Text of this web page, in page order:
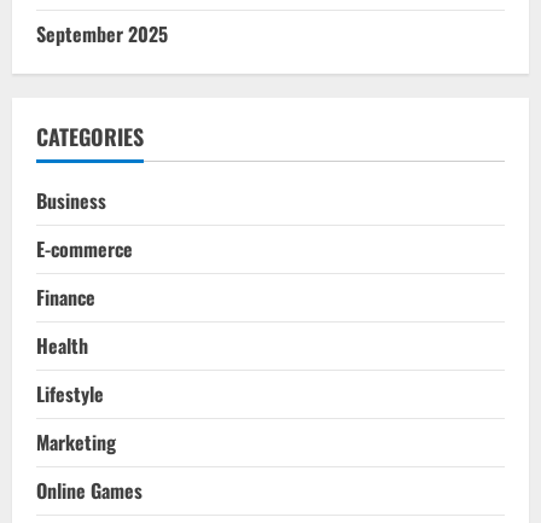
September 2025
CATEGORIES
Business
E-commerce
Finance
Health
Lifestyle
Marketing
Online Games